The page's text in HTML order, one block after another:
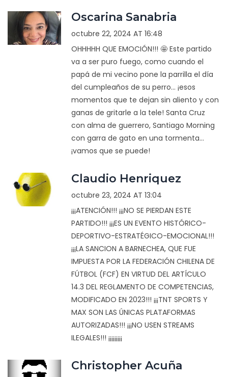
Oscarina Sanabria
octubre 22, 2024 AT 16:48
OHHHHH QUE EMOCIÓN!!! 🤩 Este partido
va a ser puro fuego, como cuando el
papá de mi vecino pone la parrilla el día
del cumpleaños de su perro... ¡esos
momentos que te dejan sin aliento y con
ganas de gritarle a la tele! Santa Cruz
con alma de guerrero, Santiago Morning
con garra de gato en una tormenta...
¡vamos que se puede!
Claudio Henriquez
octubre 23, 2024 AT 13:04
¡¡¡ATENCIÓN!!! ¡¡¡NO SE PIERDAN ESTE
PARTIDO!!! ¡¡¡ES UN EVENTO HISTÓRICO-
DEPORTIVO-ESTRATÉGICO-EMOCIONAL!!!
¡¡¡LA SANCION A BARNECHEA, QUE FUE
IMPUESTA POR LA FEDERACIÓN CHILENA DE
FÚTBOL (FCF) EN VIRTUD DEL ARTÍCULO
14.3 DEL REGLAMENTO DE COMPETENCIAS,
MODIFICADO EN 2023!!! ¡¡¡TNT SPORTS Y
MAX SON LAS ÚNICAS PLATAFORMAS
AUTORIZADAS!!! ¡¡¡NO USEN STREAMS
ILEGALES!!! ¡¡¡¡¡¡¡¡¡
Christopher Acuña